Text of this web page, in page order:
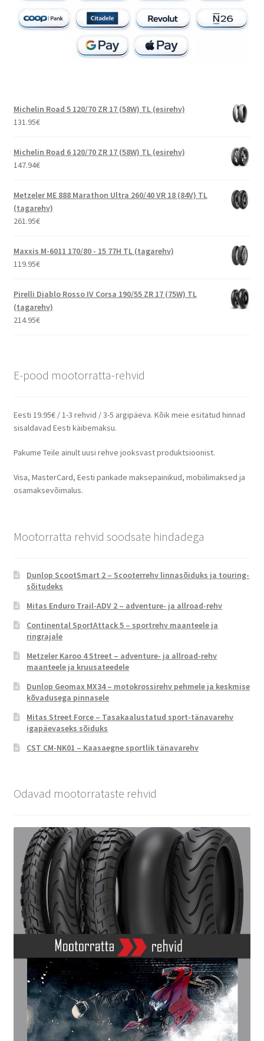
Michelin Road 5 120/70 ZR 17 (58W) TL (esirehv)
131.95€
Michelin Road 6 120/70 ZR 17 (58W) TL (esirehv)
147.94€
Metzeler ME 888 Marathon Ultra 260/40 VR 18 (84V) TL
(tagarehv)
261.95€
Maxxis M-6011 170/80 - 15 77H TL (tagarehv)
119.95€
Pirelli Diablo Rosso IV Corsa 190/55 ZR 17 (75W) TL
(tagarehv)
214.95€
E-pood mootorratta-rehvid
Eesti 19.95€ / 1-3 rehvid / 3-5 argipäeva. Kõik meie esitatud hinnad
sisaldavad Eesti käibemaksu.
Pakume Teile ainult uusi rehve jooksvast produktsioonist.
Visa, MasterCard, Eesti pankade maksepainikud, mobiilimaksed ja
osamaksevõimalus.
Mootorratta rehvid soodsate hindadega
Dunlop ScootSmart 2 – Scooterrehv linnasõiduks ja touring-
sõitudeks
Mitas Enduro Trail-ADV 2 – adventure- ja allroad-rehv
Continental SportAttack 5 – sportrehv maanteele ja
ringrajale
Metzeler Karoo 4 Street – adventure- ja allroad-rehv
maanteele ja kruusateedele
Dunlop Geomax MX34 – motokrossirehv pehmele ja keskmise
kõvadusega pinnasele
Mitas Street Force – Tasakaalustatud sport-tänavarehv
igapäevaseks sõiduks
CST CM-NK01 – Kaasaegne sportlik tänavarehv
Odavad mootorrataste rehvid